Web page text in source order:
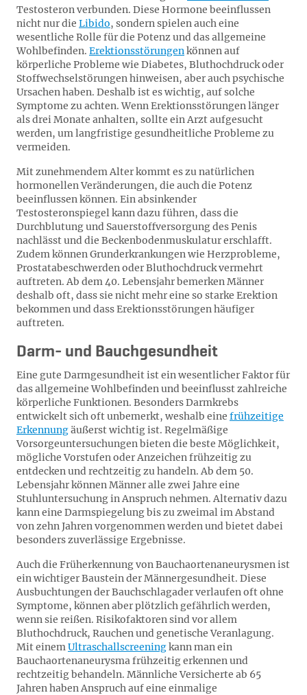
Testosteron verbunden. Diese Hormone beeinflussen
nicht nur die Libido, sondern spielen auch eine
wesentliche Rolle für die Potenz und das allgemeine
Wohlbefinden. Erektionsstörungenkönnen auf
körperliche Probleme wie Diabetes, Bluthochdruck oder
Stoffwechselstörungen hinweisen, aber auch psychische
Ursachen haben. Deshalb ist es wichtig, auf solche
Symptome zu achten. Wenn Erektionsstörungen länger
als drei Monate anhalten, sollte ein Arzt aufgesucht
werden, um langfristige gesundheitliche Probleme zu
vermeiden.
Mit zunehmendem Alter kommt es zu natürlichen
hormonellen Veränderungen, die auch die Potenz
beeinflussen können. Ein absinkender
Testosteronspiegel kann dazu führen, dass die
Durchblutung und Sauerstoffversorgung des Penis
nachlässt und die Beckenbodenmuskulatur erschlafft.
Zudem können Grunderkrankungen wie Herzprobleme,
Prostatabeschwerden oder Bluthochdruck vermehrt
auftreten. Ab dem 40. Lebensjahr bemerken Männer
deshalb oft, dass sie nicht mehr eine so starke Erektion
bekommen und dass Erektionsstörungen häufiger
auftreten.
Darm- und Bauchgesundheit
Eine gute Darmgesundheit ist ein wesentlicher Faktor für
das allgemeine Wohlbefinden und beeinflusst zahlreiche
körperliche Funktionen. Besonders Darmkrebs
entwickelt sich oft unbemerkt, weshalb eine frühzeitige
Erkennungäußerst wichtig ist. Regelmäßige
Vorsorgeuntersuchungen bieten die beste Möglichkeit,
mögliche Vorstufen oder Anzeichen frühzeitig zu
entdecken und rechtzeitig zu handeln. Ab dem 50.
Lebensjahr können Männer alle zwei Jahre eine
Stuhluntersuchung in Anspruch nehmen. Alternativ dazu
kann eine Darmspiegelung bis zu zweimal im Abstand
von zehn Jahren vorgenommen werden und bietet dabei
besonders zuverlässige Ergebnisse.
Auch die Früherkennung von Bauchaortenaneurysmen ist
ein wichtiger Baustein der Männergesundheit. Diese
Ausbuchtungen der Bauchschlagader verlaufen oft ohne
Symptome, können aber plötzlich gefährlich werden,
wenn sie reißen. Risikofaktoren sind vor allem
Bluthochdruck, Rauchen und genetische Veranlagung.
Mit einemUltraschallscreeningkann man ein
Bauchaortenaneurysma frühzeitig erkennen und
rechtzeitig behandeln. Männliche Versicherte ab 65
Jahren haben Anspruch auf eine einmalige